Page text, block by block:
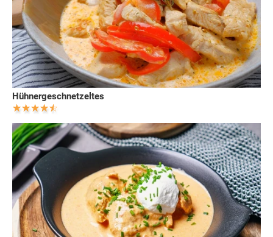
Hühnergeschnetzeltes